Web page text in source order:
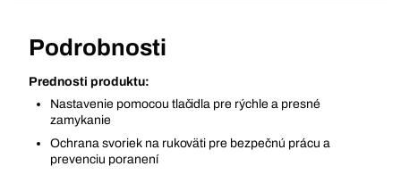
Podrobnosti
Prednosti produktu:
Nastavenie pomocou tlačidla pre rýchle a presné
zamykanie
Ochrana svoriek na rukoväti pre bezpečnú prácu a
prevenciu poranení